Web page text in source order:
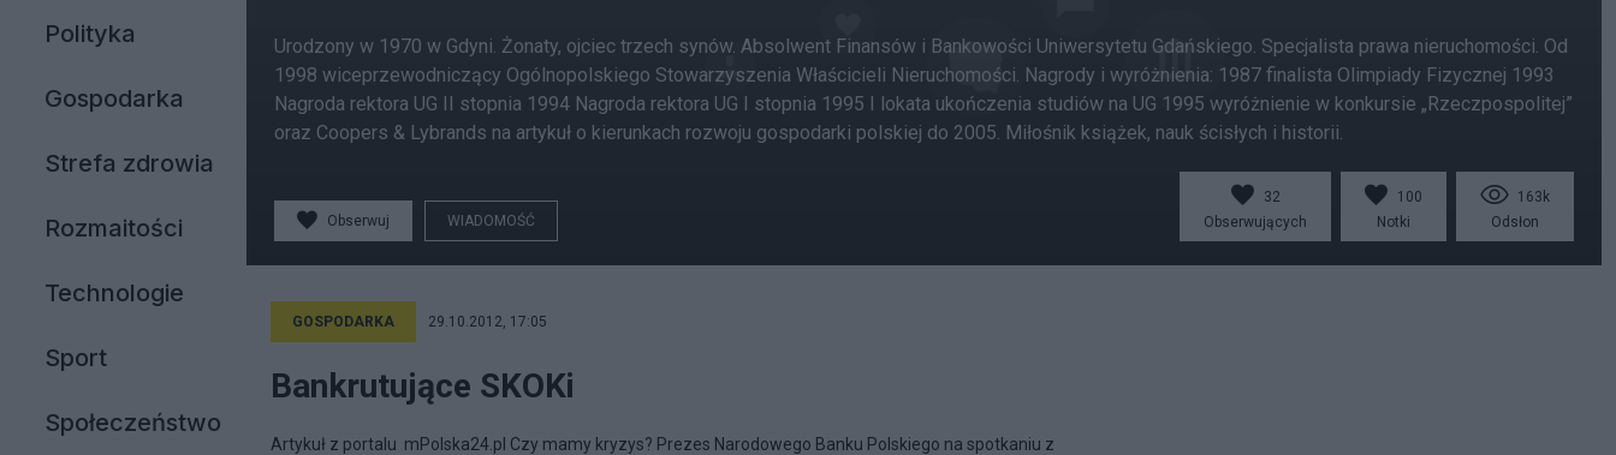
Polityka
Gospodarka
Strefa zdrowia
Rozmaitości
Technologie
Sport
Społeczeństwo
Urodzony w 1970 w Gdyni. Żonaty, ojciec trzech synów. Absolwent Finansów i Bankowości Uniwersytetu Gdańskiego. Specjalista prawa nieruchomości. Od
1998 wiceprzewodniczący Ogólnopolskiego Stowarzyszenia Właścicieli Nieruchomości. Nagrody i wyróżnienia: 1987 finalista Olimpiady Fizycznej 1993
Nagroda rektora UG II stopnia 1994 Nagroda rektora UG I stopnia 1995 I lokata ukończenia studiów na UG 1995 wyróżnienie w konkursie „Rzeczpospolitej”
oraz Coopers & Lybrands na artykuł o kierunkach rozwoju gospodarki polskiej do 2005. Miłośnik książek, nauk ścisłych i historii.
Obserwuj WIADOMOŚĆ
32
Obserwujących
100
Notki
163k
Odsłon
GOSPODARKA 29.10.2012, 17:05
Bankrutujące SKOKi
Artykuł z portalu mPolska24.pl Czy mamy kryzys? Prezes Narodowego Banku Polskiego na spotkaniu z